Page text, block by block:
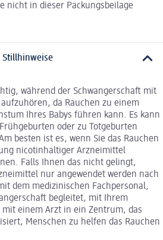
nicht in dieser Packungsbeilage
Stillhinweise
während der Schwangerschaft mit
da Rauchen zu einem
Ihres Babys führen kann. Es kann
oder zu Totgeburten
besten ist es, wenn Sie das Rauchen
nicotinhaltiger Arzneimittel
Falls Ihnen das nicht gelingt,
nur angewendet werden nach
dem medizinischen Fachpersonal,
begleitet, mit Ihrem
mit einem Arzt in ein Zentrum, das
Menschen zu helfen das Rauchen